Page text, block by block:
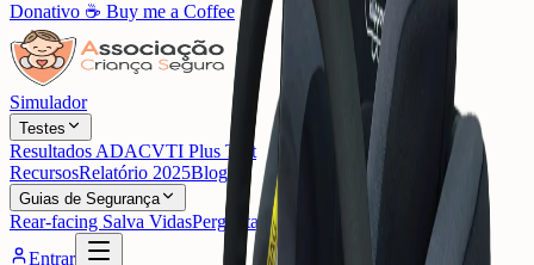
Donativo ☕ Buy me a Coffee
Simulador
Testes
Resultados ADACVTI Plus Test
RecursosRelatório 2025Blog
Guias de Segurança
Rear-facing Salva VidasPerguntas Frequentes
Entrar